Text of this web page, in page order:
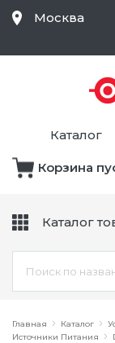
Главная Каталог
Источники Питания
Москва
Каталог
Корзина
Каталог
Средства
Статического
Электричества и
Безопасности,
Товары для
Цепи
Оборудование